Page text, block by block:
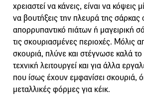
χρειαστεί να κάνεις, είναι να κόψεις
να βουτήξεις την πλευρά της σάρκας
απορρυπαντικό πιάτων ή μαγειρική
τις σκουριασμένες περιοχές. Μόλις
σκουριά, πλύνε και στέγνωσε καλά το
τεχνική λειτουργεί και για άλλα
που ίσως έχουν εμφανίσει σκουριά,
μεταλλικές φόρμες για κέικ.